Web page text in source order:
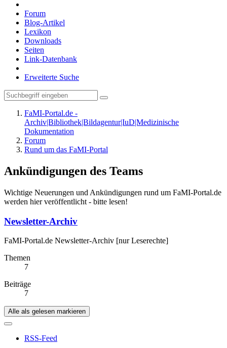
Forum
Blog-Artikel
Lexikon
Downloads
Seiten
Link-Datenbank
Erweiterte Suche
FaMI-Portal.de -
Archiv|Bibliothek|Bildagentur|IuD|Medizinische
Dokumentation
Forum
Rund um das FaMI-Portal
Ankündigungen des Teams
Wichtige Neuerungen und Ankündigungen rund um FaMI-Portal.de
werden hier veröffentlicht - bitte lesen!
Newsletter-Archiv
FaMI-Portal.de Newsletter-Archiv [nur Leserechte]
Themen
7
Beiträge
7
Alle als gelesen markieren
RSS-Feed